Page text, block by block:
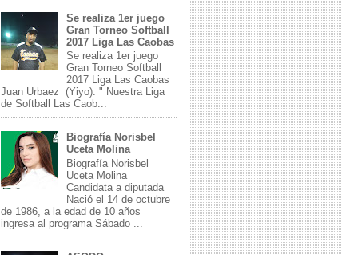
Se realiza 1er juego
Gran Torneo Softball
2017 Liga Las Caobas
Se realiza 1er juego
Gran Torneo Softball
2017 Liga Las Caobas
Juan Urbaez (Yiyo): " Nuestra Liga
de Softball Las Caob...
Biografía Norisbel
Uceta Molina
Biografía Norisbel
Uceta Molina
Candidata a diputada
Nació el 14 de octubre
de 1986, a la edad de 10 años
ingresa al programa Sábado ...